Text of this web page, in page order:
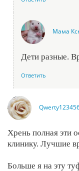
Мама
Дети разные.
Ответить
Хрень полная эти
клинику. Лучшие
Больше я на эту